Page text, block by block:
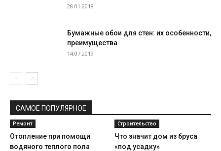
28.01.2018
Бумажные обои для стен: их особенности,
преимущества
14.07.2019
САМОЕ ПОПУЛЯРНОЕ
Ремонт
Отопление при помощи
водяного теплого пола
Строительство
Что значит дом из бруса
«под усадку»